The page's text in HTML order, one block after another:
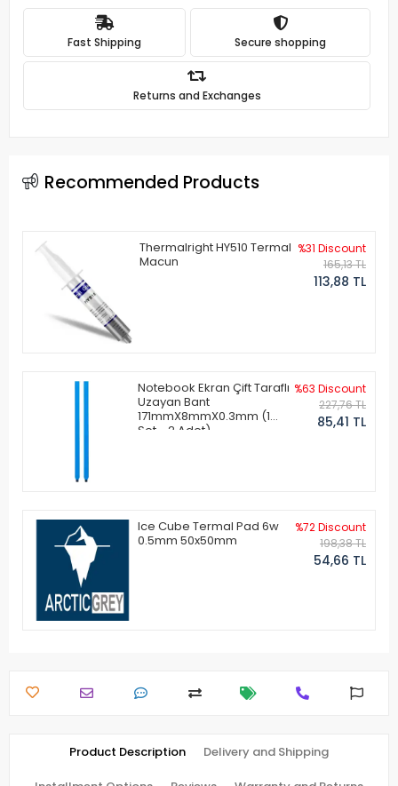
Fast Shipping Secure shopping
Returns and Exchanges
Recommended Products
Thermalright HY510 Termal
Macun
%31 Discount
165,13 TL
113,88 TL
Notebook Ekran Çift Taraflı
Uzayan Bant
171mmX8mmX0.3mm (1
Set - 2 Adet)
%63 Discount
227,76 TL
85,41 TL
Ice Cube Termal Pad 6w
0.5mm 50x50mm
%72 Discount
198,38 TL
54,66 TL
Product Description Delivery and Shipping